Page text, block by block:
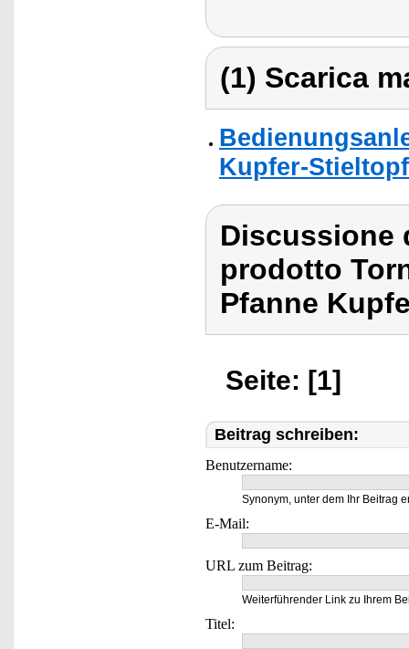
(1) Scarica
Kupfer-
Discussione
prodotto
Pfanne
Seite: [1]
Beitrag schreiben:
Benutzername:
Synonym, unter dem Ihr Beitrag
E-Mail:
URL zum Beitrag:
Weiterführender Link zu Ihrem
Titel: